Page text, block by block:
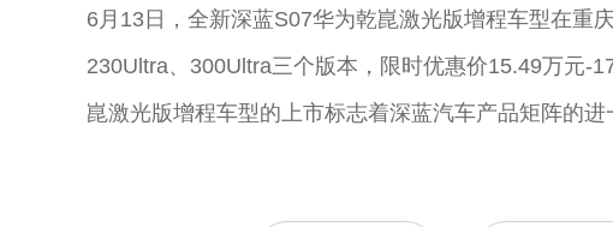
6月13日，全新深蓝S07华为乾崑激光版增程车型在重
230Ultra、300Ultra三个版本，限时优惠价15.49万元-
崑激光版增程车型的上市标志着深蓝汽车产品矩阵的进